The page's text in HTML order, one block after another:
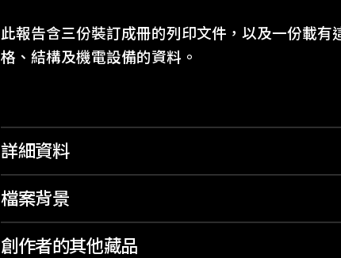
此報告含三份裝訂成冊的列印文件，以及一份載
格、結構及機電設備的資料。
詳細資料
檔案背景
創作者的其他藏品